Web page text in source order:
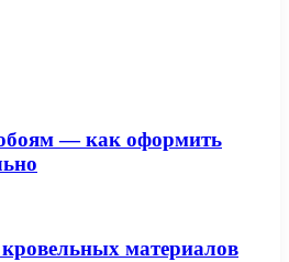
— как оформить
материалов